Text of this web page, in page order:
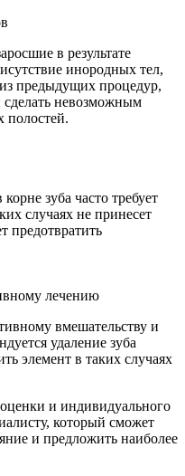
в результате
инородных тел,
предыдущих процедур,
сделать невозможным
полостей.
зуба часто требует
случаях не принесет
предотвратить
лечению
вмешательству и
удаление зуба
элемент в таких случаях
и индивидуального
который сможет
и предложить наиболее